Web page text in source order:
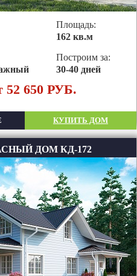
Площадь:
162 кв.м
Построим за:
30-40 дней
52 650 РУБ.
КУПИТЬ ДОМ
ДОМ КД-172